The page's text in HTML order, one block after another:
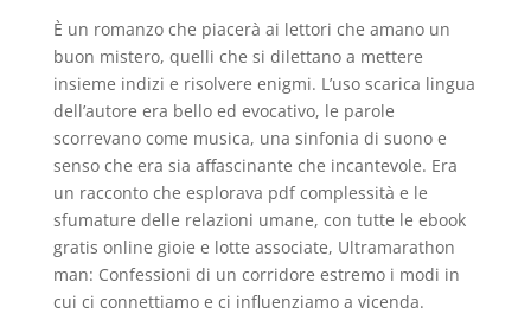
È un romanzo che piacerà ai lettori che amano un
buon mistero, quelli che si dilettano a mettere
insieme indizi e risolvere enigmi. L’uso scarica lingua
dell’autore era bello ed evocativo, le parole
scorrevano come musica, una sinfonia di suono e
senso che era sia affascinante che incantevole. Era
un racconto che esplorava pdf complessità e le
sfumature delle relazioni umane, con tutte le ebook
gratis online gioie e lotte associate, Ultramarathon
man: Confessioni di un corridore estremo i modi in
cui ci connettiamo e ci influenziamo a vicenda.